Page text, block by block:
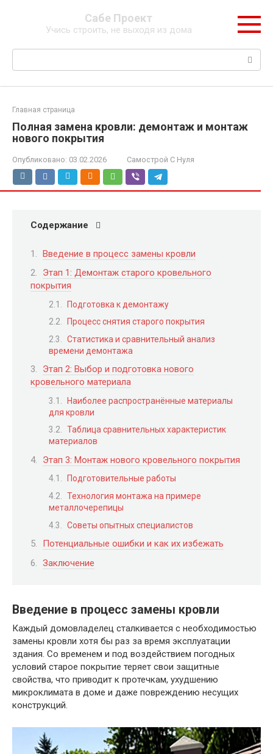
Сабе Проект
Учись строить, не выходя из дома
Поиск:
Главная страница
Полная замена кровли: демонтаж и монтаж
нового покрытия
Опубликовано: 03.02.2026 Самострой С Нуля
Содержание
Введение в процесс замены кровли
Этап 1: Демонтаж старого кровельного
покрытия
Подготовка к демонтажу
Процесс снятия старого покрытия
Статистика и сравнительный анализ
времени демонтажа
Этап 2: Выбор и подготовка нового
кровельного материала
Наиболее распространённые материалы
для кровли
Таблица сравнительных характеристик
материалов
Этап 3: Монтаж нового кровельного покрытия
Подготовительные работы
Технология монтажа на примере
металлочерепицы
Советы опытных специалистов
Потенциальные ошибки и как их избежать
Заключение
Введение в процесс замены кровли
Каждый домовладелец сталкивается с необходимостью
замены кровли хотя бы раз за время эксплуатации
здания. Со временем и под воздействием погодных
условий старое покрытие теряет свои защитные
свойства, что приводит к протечкам, ухудшению
микроклимата в доме и даже повреждению несущих
конструкций.